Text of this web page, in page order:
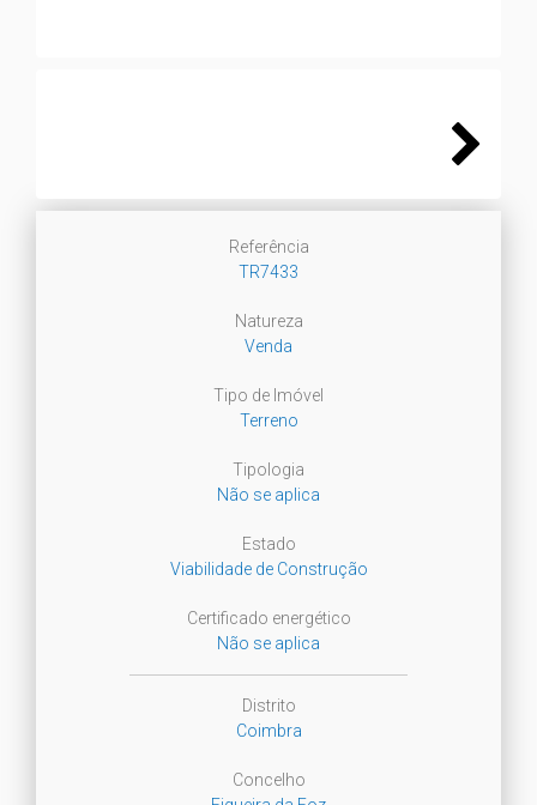
Referência
TR7433
Natureza
Venda
Tipo de Imóvel
Terreno
Tipologia
Não se aplica
Estado
Viabilidade de Construção
Certificado energético
Não se aplica
Distrito
Coimbra
Concelho